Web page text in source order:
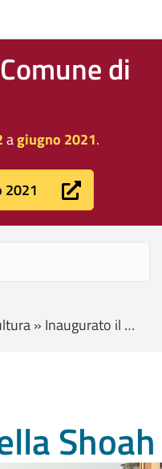
di
agiugno 2021.
2021
Home » Cultura » Arte e cultura » Inaugurato il Memoriale della Shoah
Shoah